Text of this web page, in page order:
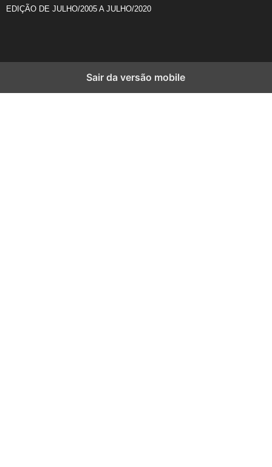
EDIÇÃO DE JULHO/2005 A JULHO/2020
Sair da versão mobile